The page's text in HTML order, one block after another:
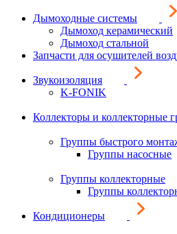
Дымоходные системы
Дымоход керамический
Дымоход стальной
Запчасти для осушителей
Звукоизоляция
K-FONIK
Коллекторы и коллекторные
Группы быстрого
Группы насосные
Группы коллекторные
Группы
Кондиционеры